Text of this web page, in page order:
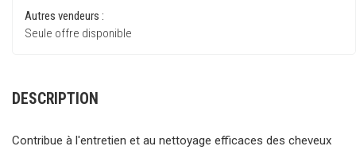
Autres vendeurs :
Seule offre disponible
DESCRIPTION
Contribue à l'entretien et au nettoyage efficaces des cheveux